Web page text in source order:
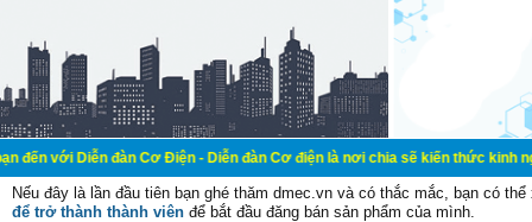
Diễn đàn Cơ Điện - Diễn đàn Cơ điện là nơi chia sẽ kiến thức kinh
Nếu đây là lần đầu tiên bạn ghé thăm dmec.vn và có thắc mắc, bạn có
để trở thành thành viên để bắt đầu đăng bán sản phẩm của mình.